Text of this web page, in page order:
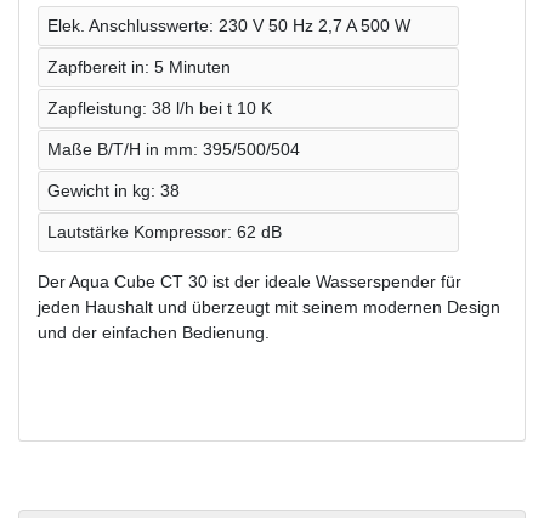
Elek. Anschlusswerte: 230 V 50 Hz 2,7 A 500 W
Zapfbereit in: 5 Minuten
Zapfleistung: 38 l/h bei t 10 K
Maße B/T/H in mm: 395/500/504
Gewicht in kg: 38
Lautstärke Kompressor: 62 dB
Der Aqua Cube CT 30 ist der ideale Wasserspender für
jeden Haushalt und überzeugt mit seinem modernen Design
und der einfachen Bedienung.